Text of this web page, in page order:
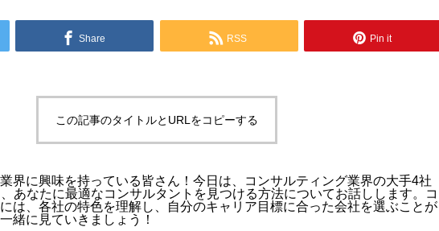
Share RSS Pin it
この記事のタイトルとURLをコピーする
界に興味を持っている皆さん！今日は、コンサルティング業界の大手4社
あなたに最適なコンサルタントを見つける方法についてお話しします。コ
は、各社の特色を理解し、自分のキャリア目標に合った会社を選ぶことが
緒に見ていきましょう！